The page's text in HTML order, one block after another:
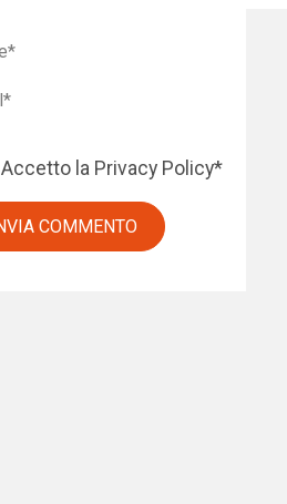
Accetto la Privacy Policy*